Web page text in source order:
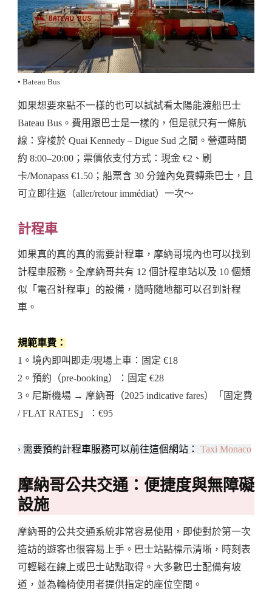
▪️ Bateau Bus
如果想要來點不一樣的也可以試試看太陽能渡船巴士
Bateau Bus。費用跟巴士是一樣的，但是就只有一條航
線：穿梭於 Quai Kennedy – Digue Sud 之間。營運時間
約 8:00–20:00；票價依支付方式：現金 €2、刷
卡/Monapass €1.50；船票含 30 分鐘內免費轉乘巴士，且
可立即往返（aller/retour immédiat）一次～
計程車
如果真的真的真的需要計程車，摩納哥境內也可以找到
計程車服務。全摩納哥共有 12 個計程車站以及 10 個類
似「電召計程車」的設備，隨時隨地都可以召到計程
車。
規範車費：
1。境內即叫即走/現場上車：固定 €18
2。預約（pre-booking）：固定 €28
3。尼斯機場 → 摩納哥（2025 indicative fares）「固定費
/ FLAT RATES」：€95
› 需要預約計程車服務可以前往這個網站： Taxi Monaco
摩納哥公共交通：便捷度與無障礙
設施
摩納哥的公共交通系統非常容易使用，即使對於第一次
造訪的遊客也很容易上手。巴士站點標示清晰，時刻表
可輕鬆在線上或巴士站點取得。大多數巴士配備有坡
道，並為輪椅使用者提供指定的座位空間。